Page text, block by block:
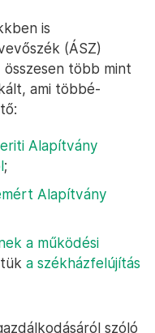
is
(ÁSZ)
összesen több mint
ami többé-
Alapítvány
;
Alapítvány
a működési
a székházfelújítás
szóló